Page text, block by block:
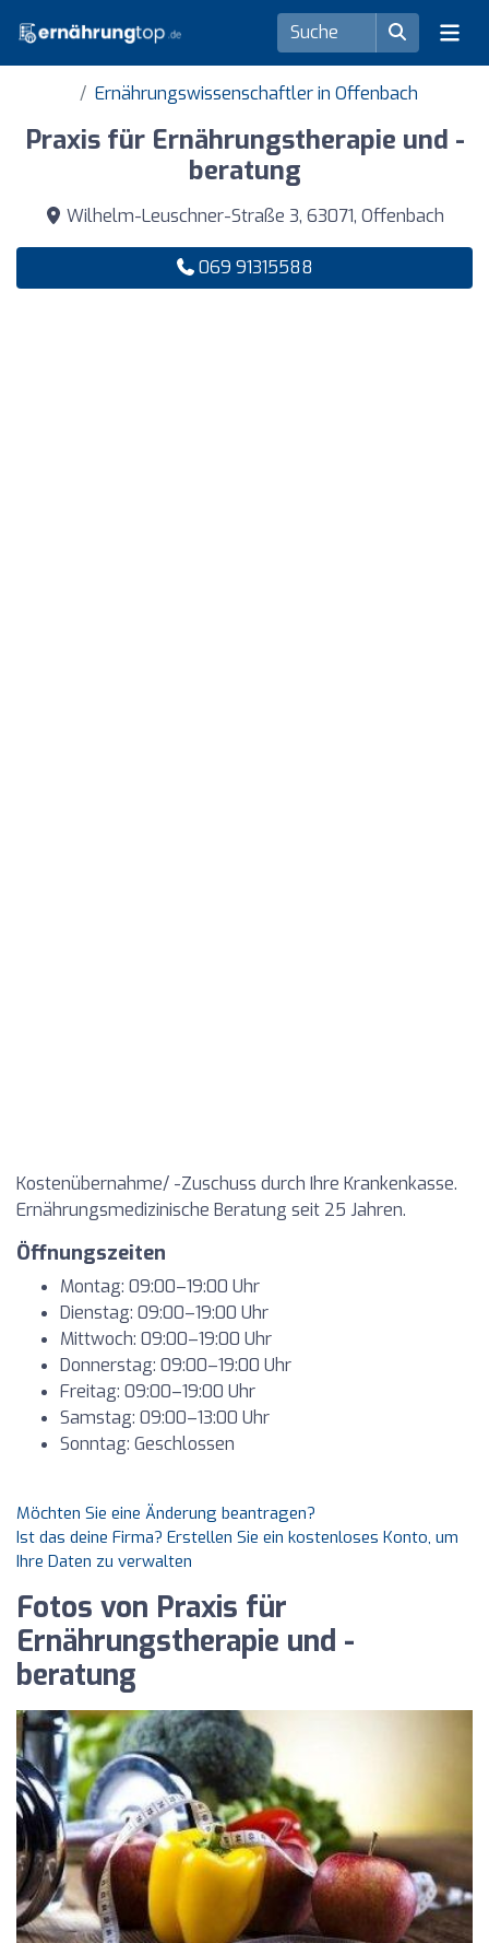
Ernährungswissenschaftler in Offenbach
Praxis für Ernährungstherapie und -
beratung
Wilhelm-Leuschner-Straße 3, 63071, Offenbach
069 91315588
Kostenübernahme/ -Zuschuss durch Ihre Krankenkasse.
Ernährungsmedizinische Beratung seit 25 Jahren.
Öffnungszeiten
Montag: 09:00–19:00 Uhr
Dienstag: 09:00–19:00 Uhr
Mittwoch: 09:00–19:00 Uhr
Donnerstag: 09:00–19:00 Uhr
Freitag: 09:00–19:00 Uhr
Samstag: 09:00–13:00 Uhr
Sonntag: Geschlossen
Möchten Sie eine Änderung beantragen?
Ist das deine Firma? Erstellen Sie ein kostenloses Konto, um
Ihre Daten zu verwalten
Fotos von Praxis für
Ernährungstherapie und -
beratung